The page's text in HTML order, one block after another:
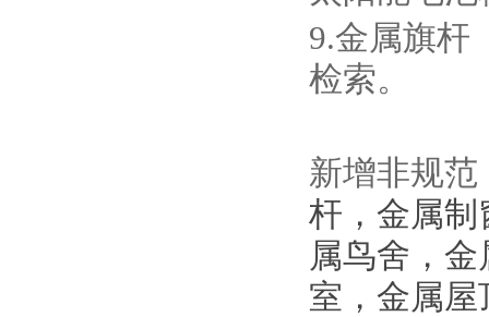
9.金属旗杆
检索。
新增非规范
杆，金属制
属鸟舍，
室，金属